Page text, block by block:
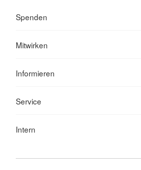
Spenden
Mitwirken
Informieren
Service
Intern